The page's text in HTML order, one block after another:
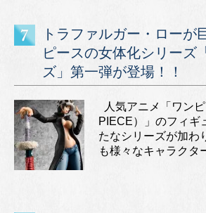
トラファルガー・ローが
ピースの女体化シリーズ
ズ」第一弾が登場！！
人気アニメ「ワン
PIECE）」のフィギ
たなシリーズが加わ
も様々なキャラクタ